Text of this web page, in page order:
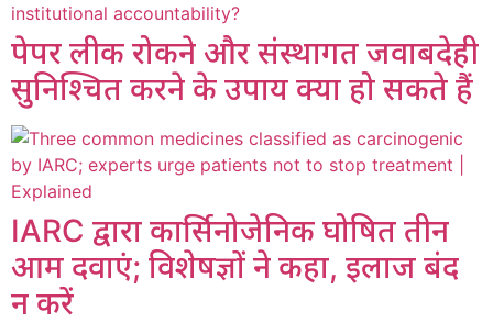
पेपर लीक रोकने और संस्थागत जवाबदेही
सुनिश्चित करने के उपाय क्या हो सकते हैं
IARC द्वारा कार्सिनोजेनिक घोषित तीन
आम दवाएं; विशेषज्ञों ने कहा, इलाज बंद
न करें